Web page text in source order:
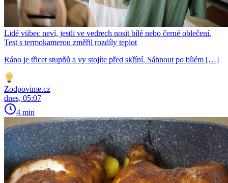
Lidé vůbec neví, jestli ve vedrech nosit bílé nebo černé oblečení.
Test s termokamerou změřil rozdíly teplot
Ráno je třicet stupňů a vy stojíte před skříní. Sáhnout po bílém […]
Zodpovime.cz
dnes, 05:07
4 min